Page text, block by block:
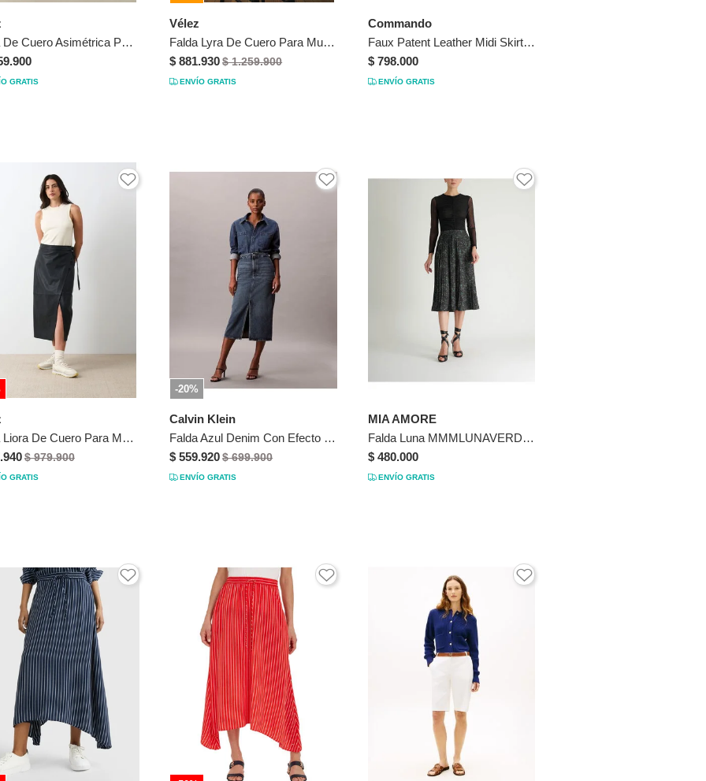
Falda De Cuero Asimétrica Para Mujer Cleo Falda De Cuero Asimétrica Para Mujer Cleo Beige 12 VÉLEZ
GRATIS
Vélez
Falda Lyra De Cuero Para Mujer Silueta Wrap Falda Lyra De Cuero Para Mujer Silueta Wrap Negro 10 VÉLEZ
$ 881.930$ 1.259.900
ENVÍO GRATIS
Commando
Faux Patent Leather Midi Skirt Morada
$ 798.000
ENVÍO GRATIS
Falda Liora De Cuero Para Mujer Semi Ajustada Falda Liora De Cuero Para Mujer Semi Ajustada Negro 10 VÉLEZ
$ 979.900
GRATIS
-20%
Calvin Klein
Falda Azul Denim Con Efecto Teñido Carpenter Calvin Klein
$ 559.920$ 699.900
ENVÍO GRATIS
MIA AMORE
Falda Luna MMMLUNAVERDEXS Multicolor
$ 480.000
ENVÍO GRATIS